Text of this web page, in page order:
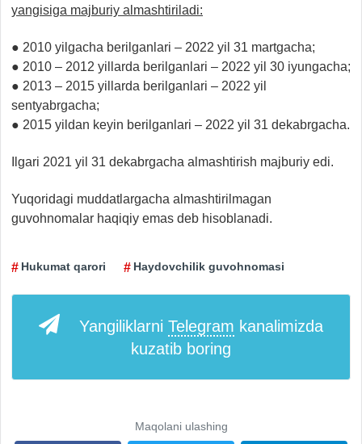
yangisiga majburiy almashtiriladi:
● 2010 yilgacha berilganlari – 2022 yil 31 martgacha;
● 2010 – 2012 yillarda berilganlari – 2022 yil 30 iyungacha;
● 2013 – 2015 yillarda berilganlari – 2022 yil
sentyabrgacha;
● 2015 yildan keyin berilganlari – 2022 yil 31 dekabrgacha.
Ilgari 2021 yil 31 dekabrgacha almashtirish majburiy edi.
Yuqoridagi muddatlargacha almashtirilmagan
guvohnomalar haqiqiy emas deb hisoblanadi.
Hukumat qarori Haydovchilik guvohnomasi
Yangiliklarni Telegram kanalimizda
kuzatib boring
Maqolani ulashing